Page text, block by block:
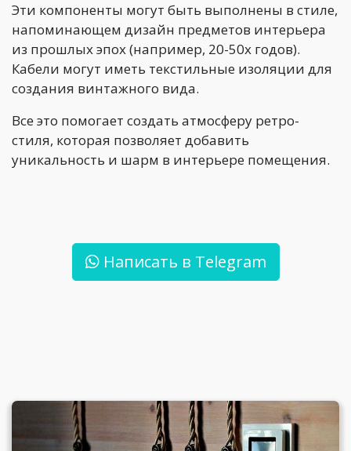
Эти компоненты могут быть выполнены в стиле,
напоминающем дизайн предметов интерьера
из прошлых эпох (например, 20-50х годов).
Кабели могут иметь текстильные изоляции для
создания винтажного вида.
Все это помогает создать атмосферу ретро-
стиля, которая позволяет добавить
уникальность и шарм в интерьере помещения.
Написать в Telegram